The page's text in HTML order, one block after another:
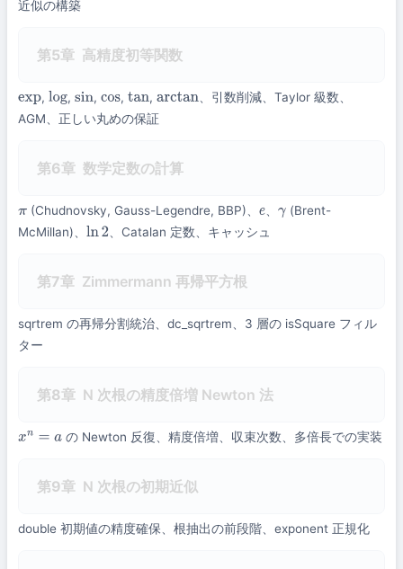
近似の構築
第5章 高精度初等関数
exp, log ,sin , cos,tan ,arctan
、引数削減、Taylor 級数、
AGM、正しい丸めの保証
第6章 数学定数の計算
π(Chudnovsky, Gauss-Legendre, BBP)、 e 、γ (Brent-
McMillan)、 ln2 、Catalan 定数、キャッシュ
第7章 Zimmermann 再帰平方根
sqrtrem の再帰分割統治、dc_sqrtrem、3 層の isSquare フィル
ター
第8章 N 次根の精度倍増 Newton 法
xn =a の Newton 反復、精度倍増、収束次数、多倍長での実装
第9章 N 次根の初期近似
double 初期値の精度確保、根抽出の前段階、exponent 正規化